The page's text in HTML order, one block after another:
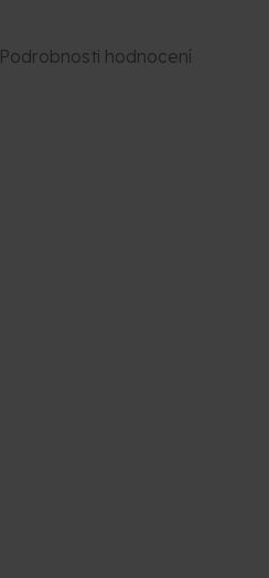
Podrobnosti hodnocení